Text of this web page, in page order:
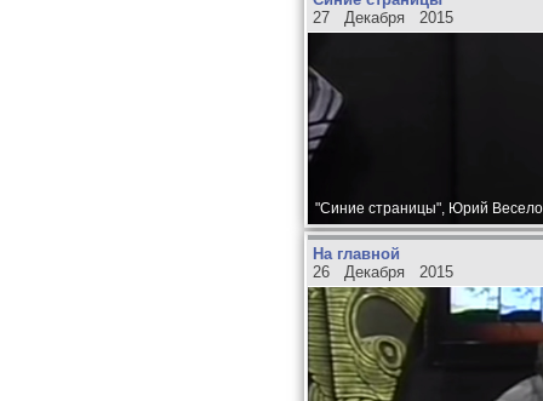
27 Декабря 2015
"Синие страницы", Юрий
На главной
26 Декабря 2015